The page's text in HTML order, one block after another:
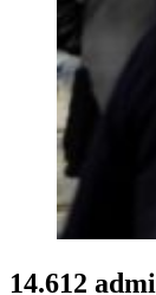
14.612